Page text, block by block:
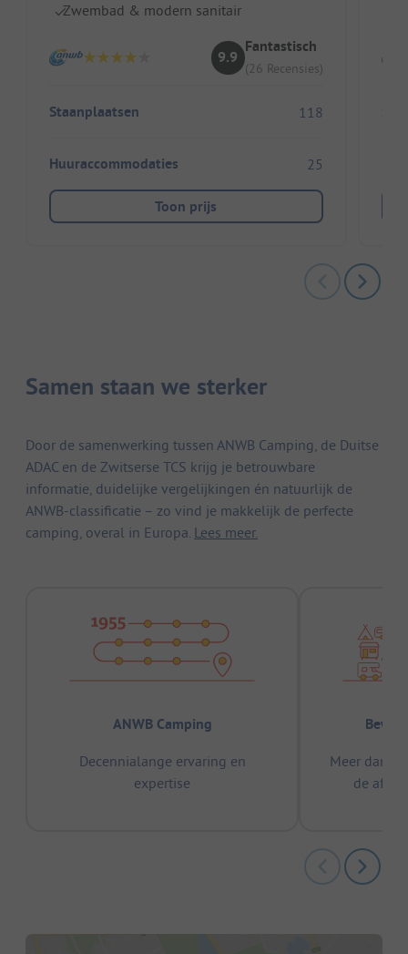
Zwembad & modern sanitair
9.9
Fantastisch
(26 Recensies)
Staanplaatsen 118
Huuraccommodaties 25
Toon prijs
Samen staan we sterker
Door de samenwerking tussen ANWB Camping, de Duitse
ADAC en de Zwitserse TCS krijg je betrouwbare
informatie, duidelijke vergelijkingen én natuurlijk de
ANWB-classificatie – zo vind je makkelijk de perfecte
camping, overal in Europa. Lees meer.
ANWB Camping
Decennialange ervaring en
expertise
Meer dan
de